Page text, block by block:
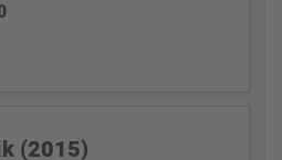
(2015)